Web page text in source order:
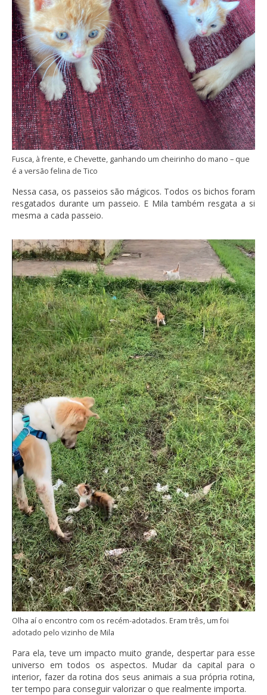
Fusca, à frente, e Chevette, ganhando um cheirinho do mano – que
é a versão felina de Tico
Nessa casa, os passeios são mágicos. Todos os bichos foram
resgatados durante um passeio. E Mila também resgata a si
mesma a cada passeio.
Olha aí o encontro com os recém-adotados. Eram três, um foi
adotado pelo vizinho de Mila
Para ela, teve um impacto muito grande, despertar para esse
universo em todos os aspectos. Mudar da capital para o
interior, fazer da rotina dos seus animais a sua própria rotina,
ter tempo para conseguir valorizar o que realmente importa.